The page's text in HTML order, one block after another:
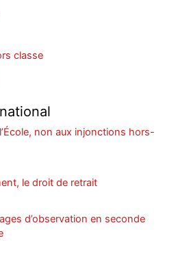
classe
non aux injonctions hors-
le droit de retrait
d’observation en seconde